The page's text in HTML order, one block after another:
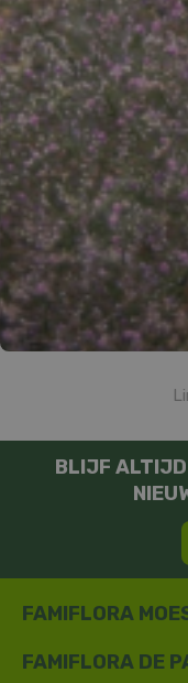
BLIJF ALTIJD
FAMIFLORA
FAMIFLORA DE